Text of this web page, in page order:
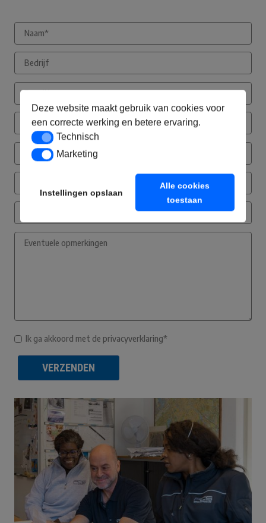
Deze website maakt gebruik van cookies voor
een correcte werking en betere ervaring.
TechnischTechnisch
MarketingMarketing
Instellingen opslaan
Alle cookies
toestaan
Ik ga akkoord met de privacyverklaring*
VERZENDEN